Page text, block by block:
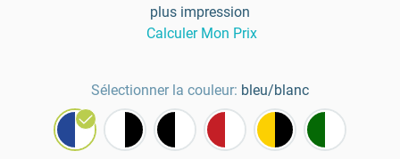
plus impression
Calculer Mon Prix
Sélectionner la couleur: bleu/blanc